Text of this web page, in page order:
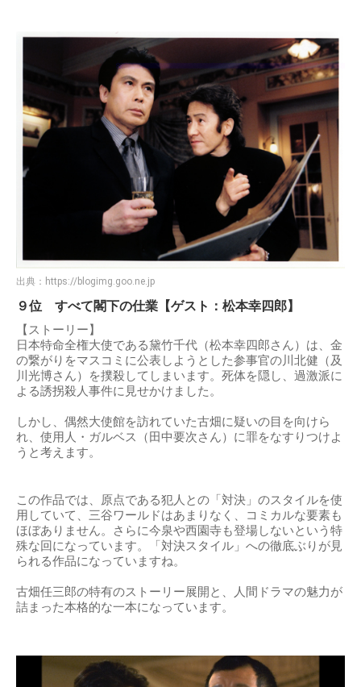
出典： https://blogimg.goo.ne.jp
９位 すべて閣下の仕業【ゲスト：松本幸四郎】
【ストーリー】
日本特命全権大使である黛竹千代（松本幸四郎さん）は、金
の繋がりをマスコミに公表しようとした参事官の川北健（及
川光博さん）を撲殺してしまいます。死体を隠し、過激派に
よる誘拐殺人事件に見せかけました。
しかし、偶然大使館を訪れていた古畑に疑いの目を向けら
れ、使用人・ガルベス（田中要次さん）に罪をなすりつけよ
うと考えます。
この作品では、原点である犯人との「対決」のスタイルを使
用していて、三谷ワールドはあまりなく、コミカルな要素も
ほぼありません。さらに今泉や西園寺も登場しないという特
殊な回になっています。「対決スタイル」への徹底ぶりが見
られる作品になっていますね。
古畑任三郎の特有のストーリー展開と、人間ドラマの魅力が
詰まった本格的な一本になっています。